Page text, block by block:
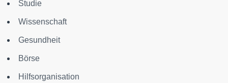
Studie
Wissenschaft
Gesundheit
Börse
Hilfsorganisation